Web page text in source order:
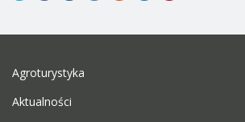
Agroturystyka
Aktualności